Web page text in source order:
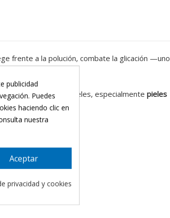
frente a la polución, combate la glicación —uno
para todo tipo de pieles, especialmente pieles
publicidad
Puedes
haciendo clic en
nuestra
Aceptar
privacidad y cookies